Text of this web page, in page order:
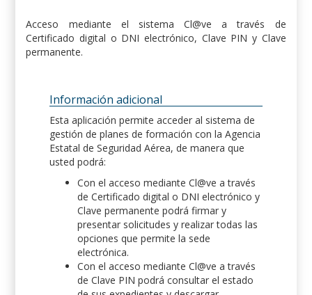
Acceso mediante el sistema Cl@ve a través de
Certificado digital o DNI electrónico, Clave PIN y Clave
permanente.
Información adicional
Esta aplicación permite acceder al sistema de
gestión de planes de formación con la Agencia
Estatal de Seguridad Aérea, de manera que
usted podrá:
Con el acceso mediante Cl@ve a través
de Certificado digital o DNI electrónico y
Clave permanente podrá firmar y
presentar solicitudes y realizar todas las
opciones que permite la sede
electrónica.
Con el acceso mediante Cl@ve a través
de Clave PIN podrá consultar el estado